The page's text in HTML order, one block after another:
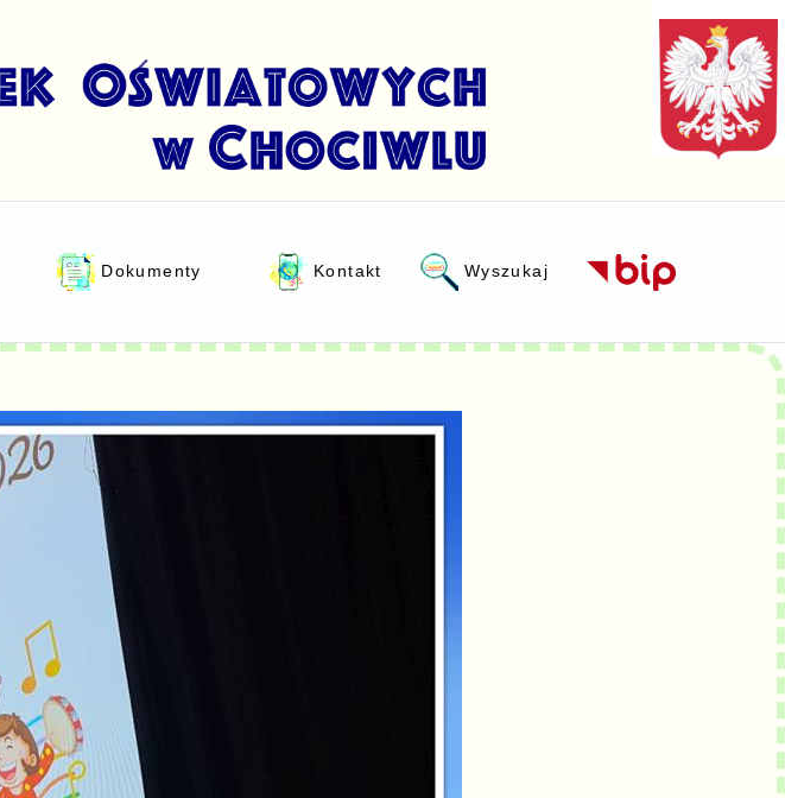
Dokumenty Kontakt Wyszukaj